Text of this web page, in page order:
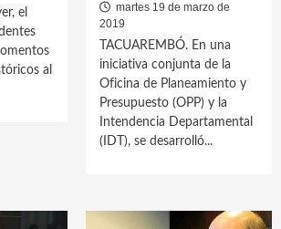
el
al
martes 19 de marzo de
2019
TACUAREMBÓ. En una
iniciativa conjunta de la
Oficina de Planeamiento y
Presupuesto (OPP) y la
Intendencia Departamental
(IDT), se desarrolló...